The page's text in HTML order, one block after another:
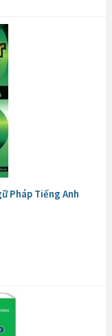
Pháp Tiếng Anh